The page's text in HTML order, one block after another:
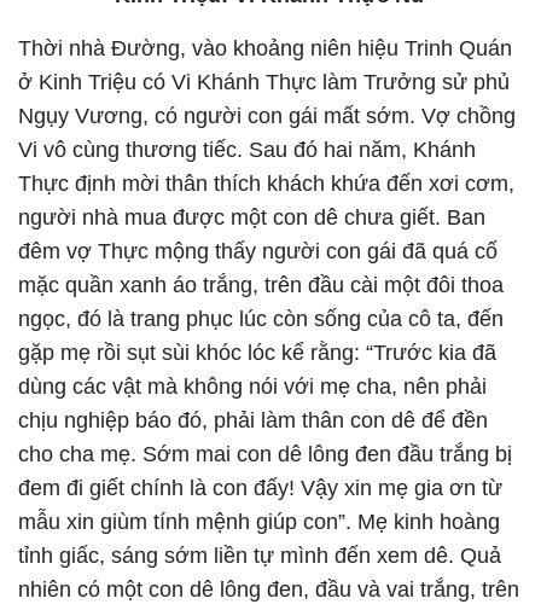
Thời nhà Đường, vào khoảng niên hiệu Trinh Quán
ở Kinh Triệu có Vi Khánh Thực làm Trưởng sử phủ
Ngụy Vương, có người con gái mất sớm. Vợ chồng
Vi vô cùng thương tiếc. Sau đó hai năm, Khánh
Thực định mời thân thích khách khứa đến xơi cơm,
người nhà mua được một con dê chưa giết. Ban
đêm vợ Thực mộng thấy người con gái đã quá cố
mặc quần xanh áo trắng, trên đầu cài một đôi thoa
ngọc, đó là trang phục lúc còn sống của cô ta, đến
gặp mẹ rồi sụt sùi khóc lóc kể rằng: “Trước kia đã
dùng các vật mà không nói với mẹ cha, nên phải
chịu nghiệp báo đó, phải làm thân con dê để đền
cho cha mẹ. Sớm mai con dê lông đen đầu trắng bị
đem đi giết chính là con đấy! Vậy xin mẹ gia ơn từ
mẫu xin giùm tính mệnh giúp con”. Mẹ kinh hoàng
tỉnh giấc, sáng sớm liền tự mình đến xem dê. Quả
nhiên có một con dê lông đen, đầu và vai trắng, trên